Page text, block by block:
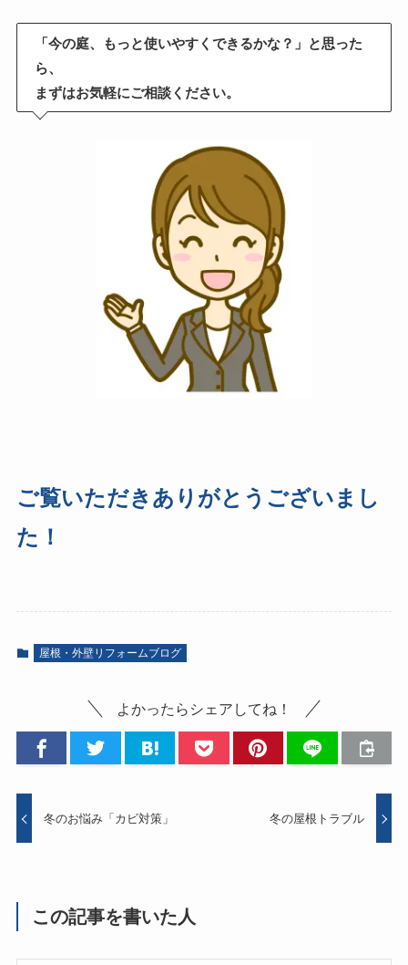
「今の庭、もっと使いやすくできるかな？」と思った
ら、
まずはお気軽にご相談ください。
ご覧いただきありがとうございまし
た！
屋根・外壁リフォームブログ
よかったらシェアしてね！
冬のお悩み「カビ対策」 冬の屋根トラブル
この記事を書いた人